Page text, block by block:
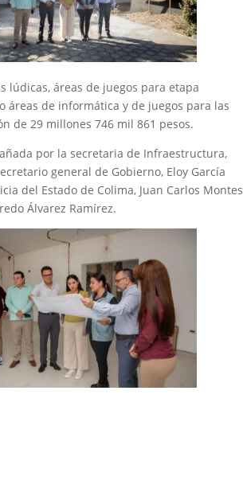
lúdicas, áreas de juegos para etapa
áreas de informática y de juegos para las
de 29 millones 746 mil 861 pesos.
por la secretaria de Infraestructura,
general de Gobierno, Eloy García
del Estado de Colima, Juan Carlos Montes
Álvarez Ramírez.